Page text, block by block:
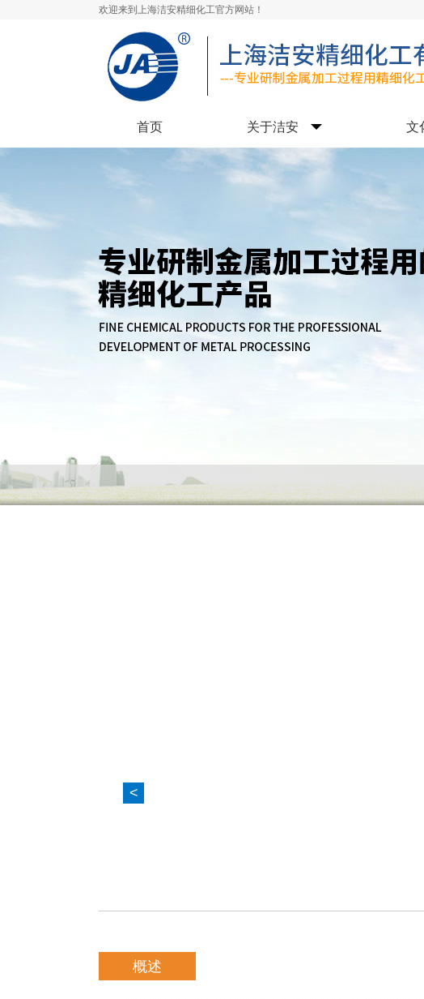
欢迎来到上海洁安精细化工官方网站！
首页 关于洁安 文
<
概述